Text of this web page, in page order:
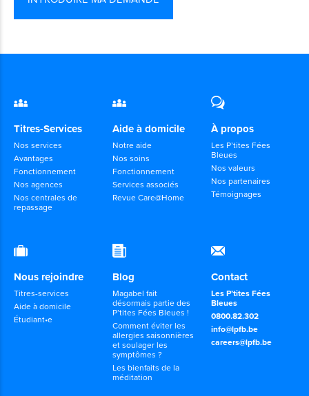
Titres-Services
Nos services
Avantages
Fonctionnement
Nos agences
Nos centrales de
repassage
Aide à domicile
Notre aide
Nos soins
Fonctionnement
Services associés
Revue Care@Home
À propos
Les P’tites Fées
Bleues
Nos valeurs
Nos partenaires
Témoignages
Nous rejoindre
Titres-services
Aide à domicile
Étudiant•e
Blog
Magabel fait
désormais partie des
P’tites Fées Bleues !
Comment éviter les
allergies saisonnières
et soulager les
symptômes ?
Les bienfaits de la
méditation
Contact
Les P’tites Fées
Bleues
0800.82.302
info@lpfb.be
careers@lpfb.be